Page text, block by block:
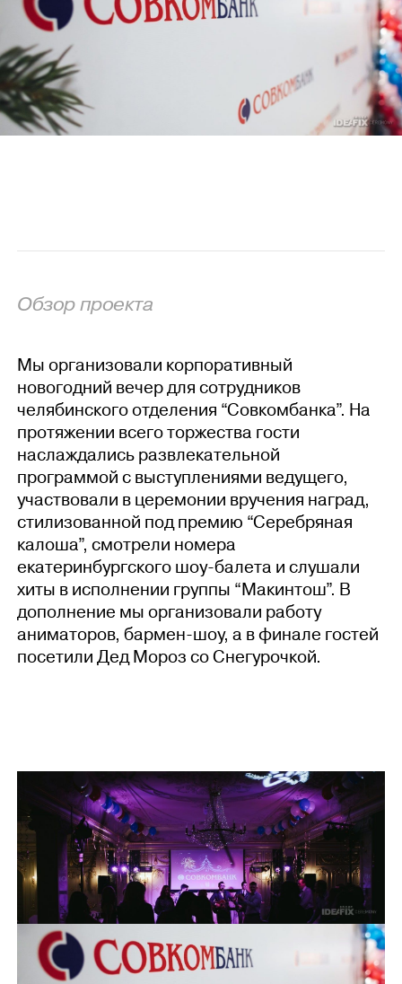
Обзор проекта
Мы организовали корпоративный
новогодний вечер для сотрудников
челябинского отделения “Совкомбанка”. На
протяжении всего торжества гости
наслаждались развлекательной
программой с выступлениями ведущего,
участвовали в церемонии вручения наград,
стилизованной под премию “Серебряная
калоша”, смотрели номера
екатеринбургского шоу-балета и слушали
хиты в исполнении группы “Макинтош”. В
дополнение мы организовали работу
аниматоров, бармен-шоу, а в финале гостей
посетили Дед Мороз со Снегурочкой.